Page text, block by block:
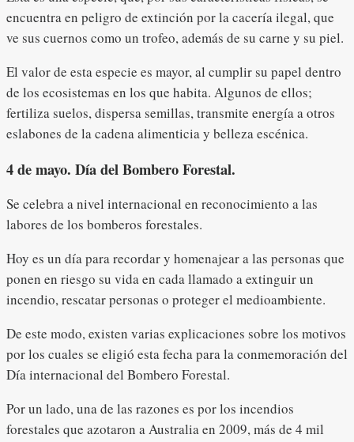
encuentra en peligro de extinción por la cacería ilegal, que
ve sus cuernos como un trofeo, además de su carne y su piel.
El valor de esta especie es mayor, al cumplir su papel dentro
de los ecosistemas en los que habita. Algunos de ellos;
fertiliza suelos, dispersa semillas, transmite energía a otros
eslabones de la cadena alimenticia y belleza escénica.
4 de mayo. Día del Bombero Forestal.
Se celebra a nivel internacional en reconocimiento a las
labores de los bomberos forestales.
Hoy es un día para recordar y homenajear a las personas que
ponen en riesgo su vida en cada llamado a extinguir un
incendio, rescatar personas o proteger el medioambiente.
De este modo, existen varias explicaciones sobre los motivos
por los cuales se eligió esta fecha para la conmemoración del
Día internacional del Bombero Forestal.
Por un lado, una de las razones es por los incendios
forestales que azotaron a Australia en 2009, más de 4 mil